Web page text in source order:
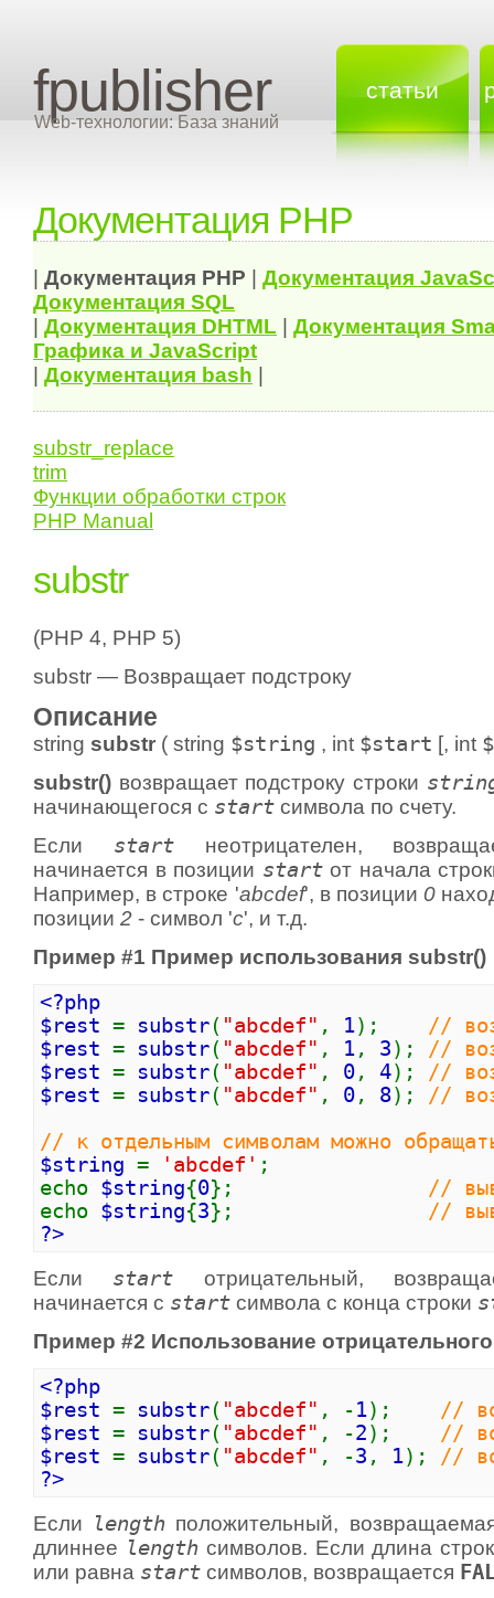
fpublisher
Web-технологии: База знаний
статьи
Документация PHP
Документация PHP Документация
Документация SQL
Документация DHTML
Документация
Графика и JavaScript
Документация bash
substr_replace
trim
Функции обработки строк
PHP Manual
substr
(PHP 4, PHP 5)
substr — Возвращает подстроку
Описание
string substr ( string $string , int $start [, int
substr() возвращает подстроку строки
начинающегося с start символа по счету.
Если startнеотрицателен,
начинается в позиции startот начала
Например, в строке 'abcdef', в позиции0
позиции 2 - символ 'c', и т.д.
Пример #1 Пример использования substr()
<?php
$rest = substr( "abcdef" , 1); //
$rest = substr( "abcdef" , 1, 3); //
$rest = substr( "abcdef" , 0, 4); //
$rest = substr( "abcdef" , 0, 8); //
// к отдельным символам можно
$string = 'abcdef' ;
echo $string{0}; //
echo $string{3}; //
?>
Если start отрицательный,
начинается с start символа с конца строки
Пример #2 Использование
<?php
$rest = substr( "abcdef" , -1); //
$rest = substr( "abcdef" , -2); //
$rest = substr( "abcdef" , -3 , 1); //
?>
Если
length положительный,
длиннее length символов. Если длина
или равна start символов, возвращается